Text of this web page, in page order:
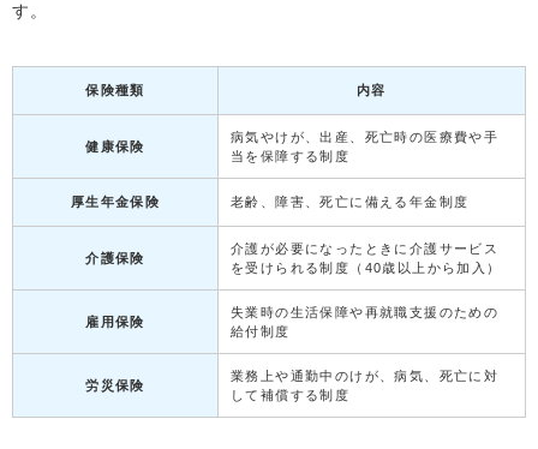
す。
保険種類 内容
健康保険
病気やけが、出産、死亡時の医療費や手
当を保障する制度
厚生年金保険 老齢、障害、死亡に備える年金制度
介護保険
介護が必要になったときに介護サービス
を受けられる制度（40歳以上から加入）
雇用保険
失業時の生活保障や再就職支援のための
給付制度
労災保険
業務上や通勤中のけが、病気、死亡に対
して補償する制度